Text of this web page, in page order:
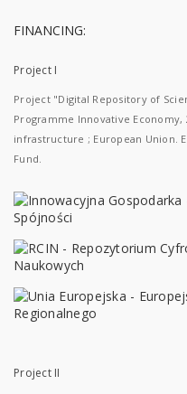
FINANCING:
Project I
Project "Digital Repository of
Programme Innovative Economy,
infrastructure ; European Union.
Fund.
Project II